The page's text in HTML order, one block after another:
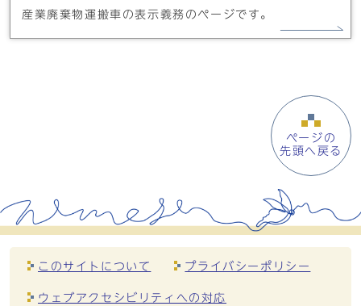
産業廃棄物運搬車の表示義務のページです。
ページの
先頭へ戻る
このサイトについて プライバシーポリシー
ウェブアクセシビリティへの対応